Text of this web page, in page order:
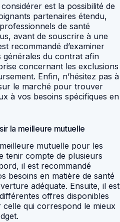
est la possibilité de
partenaires étendu,
de santé
avant de souscrire à une
recommandé d’examiner
générales du contrat afin
concernant les exclusions
Enfin, n’hésitez pas à
le marché pour trouver
à vos besoins spécifiques en
la meilleure mutuelle
mutuelle pour les
tenir compte de plusieurs
il est recommandé
besoins en matière de santé
adéquate. Ensuite, il est
offres disponibles
qui correspond le mieux